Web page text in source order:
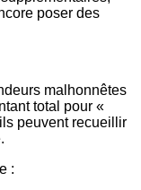
poser des
malhonnêtes
total pour «
peuvent recueillir
: